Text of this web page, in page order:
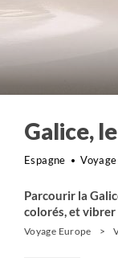
Galice,
Espagne
Parcourir la
colorés, et vibrer
Voyage Europe